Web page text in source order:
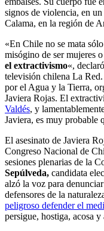
signos de violencia, en
Calama, en la región de
«En Chile no se mata
misógino de ser mujeres
el extractivismo«, declaró
televisión chilena La
por el Agua y la Tierra,
Javiera Rojas. El
Valdés, y
Javiera, es muy probable
El asesinato de Javiera
Congreso Nacional de
sesiones plenarias de la
Sepúlveda, candidata
alzó la voz para
defensores de la
peligroso defender el
persigue, hostiga, acosa